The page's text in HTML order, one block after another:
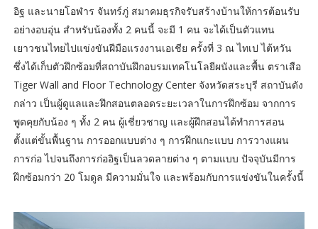
อิฐ และนายโอฬาร จันทร์ภู่ สมาคมธุรกิจรับสร้างบ้านให้การต้อนรับ
อย่างอบอุ่น สำหรับน้องทั้ง 2 คนนี้ จะมี 1 คน จะได้เป็นตัวแทน
เยาวชนไทยไปแข่งขันฝีมือแรงงานเอเชีย ครั้งที่ 3 ณ ไทเป ไต้หวัน
ซึ่งได้เก็บตัวฝึกซ้อมที่สถาบันฝึกอบรมเทคโนโลยีผนังและพื้น ตราเสือ
Tiger Wall and Floor Technology Center จังหวัดสระบุรี สถาบันดัง
กล่าว เป็นผู้ดูแลและฝึกสอนตลอดระยะเวลาในการฝึกซ้อม จากการ
พูดคุยกับน้อง ๆ ทั้ง 2 คน ผู้เชี่ยวชาญ และผู้ฝึกสอนได้ทำการสอน
ตั้งแต่ขั้นพื้นฐาน การออกแบบต่าง ๆ การฝึกแกะแบบ การวางแผน
การก่อ ไปจนถึงการก่ออิฐเป็นลวดลายต่าง ๆ ตามแบบ ปัจจุบันมีการ
ฝึกซ้อมกว่า 20 โมดูล มีความมั่นใจ และพร้อมกับการแข่งขันในครั้งนี้